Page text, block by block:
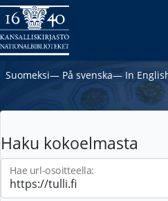
Suomeksi― På svenska― In
Haku kokoelmasta
Hae url-osoitteella: